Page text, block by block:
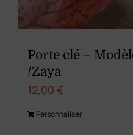
Porte clé –
/Zaya
12,00 €
Personnaliser